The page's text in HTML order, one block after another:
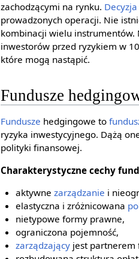
zachodzącymi na rynku. Decyzja
prowadzonych operacji. Nie
kombinacji wielu instrumentów.
inwestorów przed ryzykiem w
które mogą nastąpić.
Fundusze
Fundusze hedgingowe to
ryzyka inwestycyjnego. Dążą
polityki finansowej.
Charakterystyczne cechy
aktywne zarządzanie i
elastyczna i zróżnicowana
nietypowe formy prawne,
ograniczona pojemność,
zarządzającyjest partnerem